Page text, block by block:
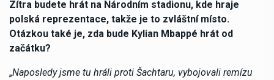
Zítra budete hrát na Národním stadionu, kde hraje
polská reprezentace, takže je to zvláštní místo.
Otázkou také je, zda bude Kylian Mbappé hrát od
začátku?
„Naposledy jsme tu hráli proti Šachtaru, vybojovali remízu